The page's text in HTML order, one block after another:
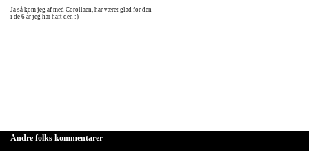
Ja så kom jeg af med Corollaen, har været glad for den
i de 6 år jeg har haft den :)
Andre folks kommentarer